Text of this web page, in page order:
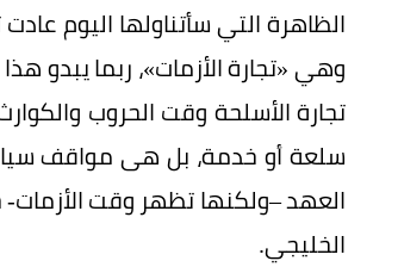
الظاهرة التي سأتناولها اليوم
وهي «تجارة الأزمات»، ربما يبدو
تجارة الأسلحة وقت الحروب
سلعة أو خدمة، بل هى مواقف
العهد –ولكنها تظهر وقت
الخليجي.